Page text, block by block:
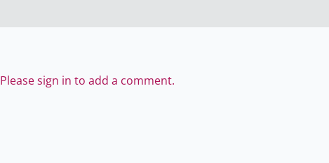
Please sign in to add a comment.